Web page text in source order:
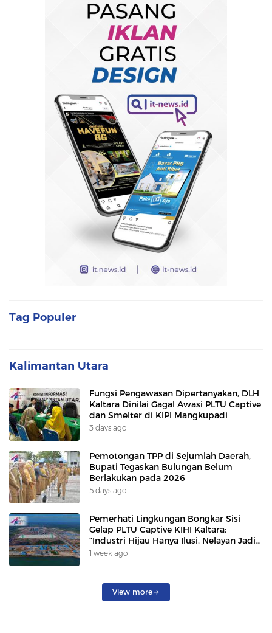
Tag Populer
Kalimantan Utara
Fungsi Pengawasan Dipertanyakan, DLH
Kaltara Dinilai Gagal Awasi PLTU Captive
dan Smelter di KIPI Mangkupadi
3 days ago
Pemotongan TPP di Sejumlah Daerah,
Bupati Tegaskan Bulungan Belum
Berlakukan pada 2026
5 days ago
Pemerhati Lingkungan Bongkar Sisi
Gelap PLTU Captive KIHI Kaltara:
“Industri Hijau Hanya Ilusi, Nelayan Jadi
Korban”
1 week ago
View more